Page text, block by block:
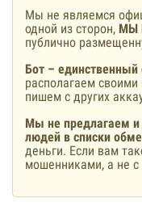
Мы не являемся
одной из сторон, МЫ
публично
Бот – единственный
располагаем
пишем с других
Мы не предлагаем и
людей в списки
деньги. Если вам
мошенниками, а не с